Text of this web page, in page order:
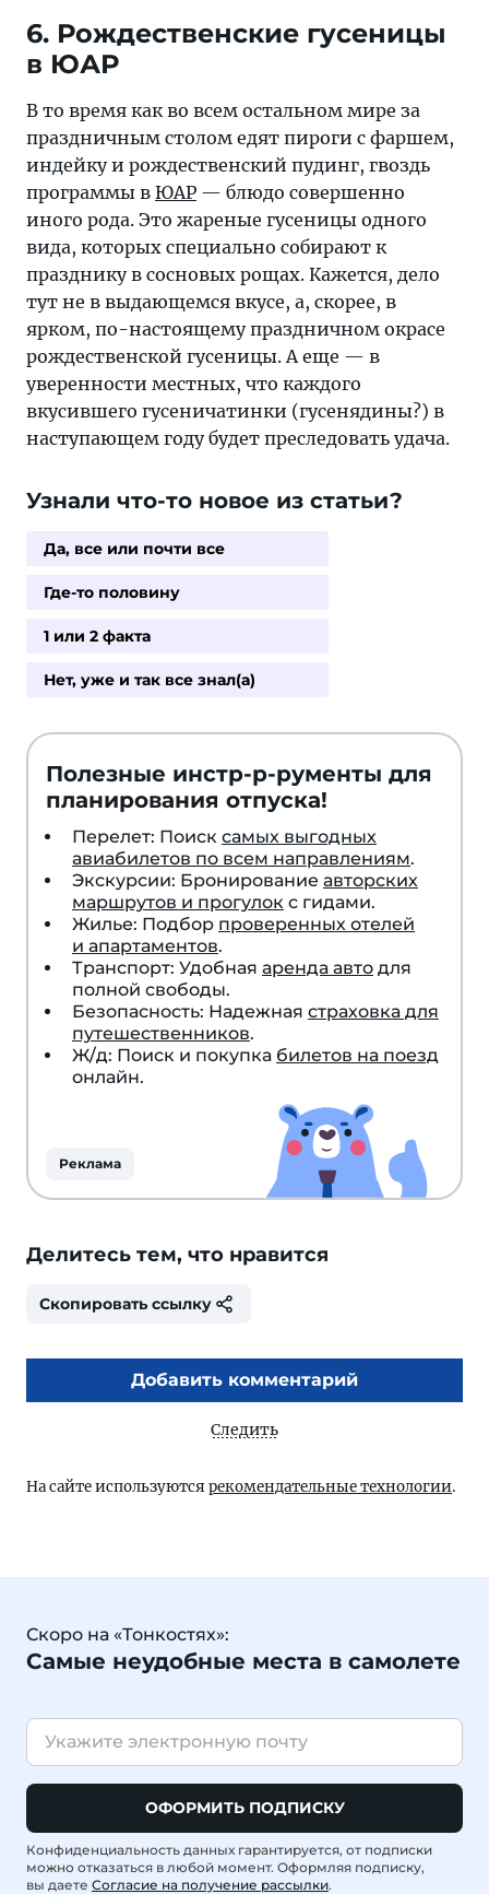
6. Рождественские гусеницы
в ЮАР
В то время как во всем остальном мире за
праздничным столом едят пироги с фаршем,
индейку и рождественский пудинг, гвоздь
программы в ЮАР — блюдо совершенно
иного рода. Это жареные гусеницы одного
вида, которых специально собирают к
празднику в сосновых рощах. Кажется, дело
тут не в выдающемся вкусе, а, скорее, в
ярком, по-настоящему праздничном окрасе
рождественской гусеницы. А еще — в
уверенности местных, что каждого
вкусившего гусеничатинки (гусенядины?) в
наступающем году будет преследовать удача.
Узнали что-то новое из статьи?
Да, все или почти все
Где-то половину
1 или 2 факта
Нет, уже и так все знал(а)
Полезные инстр-р-рументы для
планирования отпуска!
Перелет: Поиск самых выгодных
авиабилетов по всем направлениям.
Экскурсии: Бронирование авторских
маршрутов и прогулок с гидами.
Жилье: Подбор проверенных отелей
и апартаментов.
Транспорт: Удобная аренда авто для
полной свободы.
Безопасность: Надежная страховка для
путешественников.
Ж/д: Поиск и покупка билетов на поезд
онлайн.
Реклама
Делитесь тем, что нравится
Скопировать ссылку
Добавить комментарий
Следить
На сайте используются рекомендательные технологии.
Скоро на «Тонкостях»:
Самые неудобные места в самолете
ОФОРМИТЬ ПОДПИСКУ
Конфиденциальность данных гарантируется, от подписки
можно отказаться в любой момент. Оформляя подписку,
вы даете Согласие на получение рассылки.